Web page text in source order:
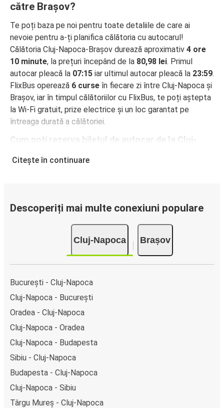
către Brașov?
Te poți baza pe noi pentru toate detaliile de care ai
nevoie pentru a-ți planifica călătoria cu autocarul!
Călătoria Cluj-Napoca-Brașov durează aproximativ 4 ore
10 minute, la prețuri începând de la 80,98 lei. Primul
autocar pleacă la 07:15 iar ultimul autocar pleacă la 23:59.
FlixBus operează 6 curse în fiecare zi între Cluj-Napoca și
Brașov, iar în timpul călătoriilor cu FlixBus, te poți aștepta
la Wi-Fi gratuit, prize electrice și un loc garantat pe
întreaga durată a călătoriei.
Cum poți rezerva biletul de autocar de la Cluj-
clicuri. La achiziționarea online a unui bilet pe ruta Cluj-
Apple Pay. Alternativ, poți plăti în numerar la bordul
autocarelor sau la unul din punctele de vânzare.
Citește în continuare
Descoperiți mai multe conexiuni populare
Cluj-Napoca Brașov
București - Cluj-Napoca
Cluj-Napoca - București
Oradea - Cluj-Napoca
Cluj-Napoca - Oradea
Cluj-Napoca - Budapesta
Sibiu - Cluj-Napoca
Budapesta - Cluj-Napoca
Cluj-Napoca - Sibiu
Târgu Mureș - Cluj-Napoca